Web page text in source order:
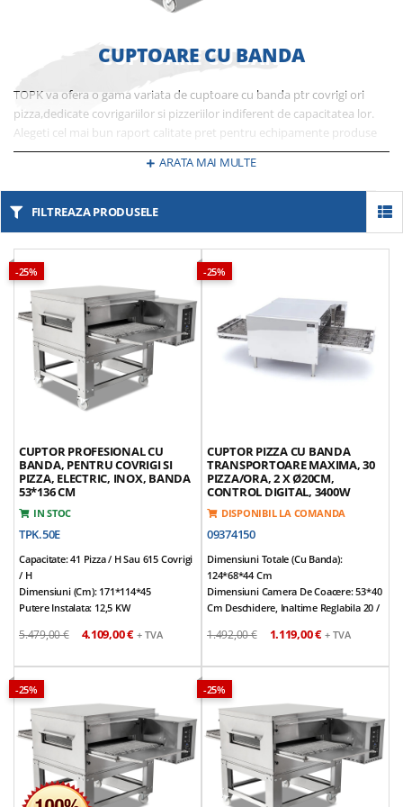
CUPTOARE CU BANDA
TOPK va ofera o gama variata de cuptoare cu banda ptr covrigi ori
pizza,dedicate covrigariilor si pizzeriilor indiferent de capacitatea lor.
Alegeti cel mai bun raport calitate pret pentru echipamente produse
cu ultima tehnologie, dedicate nevoilor dvs.
ARATA MAI MULTE
CUPTOR PROFESIONAL CU
BANDA, PENTRU COVRIGI SI
PIZZA, ELECTRIC, INOX, BANDA
53*136 CM
IN STOC
-25%
TPK.50E
Capacitate: 41 Pizza / H Sau 615 Covrigi
/ H
Dimensiuni (cm): 171*114*45
Putere Instalata: 12,5 KW
Gramaj Covrigi: 75-80 Gr.
Latime Banda (cm): 53
Lungime Banda (cm): 136
Panou De Control Cu Touchscreen
Viteza Benzii Reglabila In Intervalul
1...60 Minute
Cuptorul Este Usor De Igienizat.
Posibilitate De Suprapunere A Pana La
2 Cuptoare Pentru Economisirea
5.479,00 € 4.109,00 € + TVA
CUPTOR PIZZA CU BANDA
TRANSPORTOARE MAXIMA, 30
PIZZA/ORA, 2 X Ø20CM,
CONTROL DIGITAL, 3400W
DISPONIBIL LA COMANDA
-25%
09374150
Dimensiuni Totale (cu Banda):
124*68*44 Cm
Dimensiuni Camera De Coacere: 53*40
Cm Deschidere, Inaltime Reglabila 20 /
Capacitate Productie: 30 Pizza Pe Ora
Pizza De Ø 20 Cm
Sistem Incalzire: Dublu — Element
Superior Si Inferior, Reglate
Independent
Control Temperatura: Digital, Cu Afisaj
Propriu Pentru Fiecare Zona
Reglaj Temperatura: 50°C - 280°C
(superior Si Inferior Independent)
1.492,00 € 1.119,00 € + TVA
-25% -25%
FILTREAZA PRODUSELE